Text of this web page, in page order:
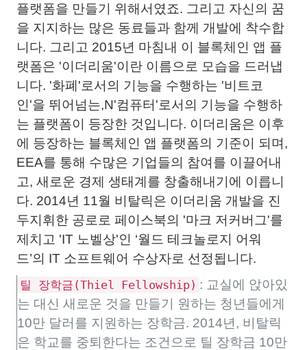
플랫폼을 만들기 위해서였죠. 그리고 자신의 꿈
을 지지하는 많은 동료들과 함께 개발에 착수합
니다. 그리고 2015년 마침내 이 블록체인 앱 플
랫폼은 '이더리움'이란 이름으로 모습을 드러냅
니다. '화폐'로서의 기능을 수행하는 '비트코
인'을 뛰어넘는,N'컴퓨터'로서의 기능을 수행하
는 플랫폼이 등장한 것입니다. 이더리움은 이후
에 등장하는 블록체인 앱 플랫폼의 기준이 되며,
EEA를 통해 수많은 기업들의 참여를 이끌어내
고, 새로운 경제 생태계를 창출해내기에 이릅니
다. 2014년 11월 비탈릭은 이더리움 개발을 진
두지휘한 공로로 페이스북의 '마크 저커버그'를
제치고 'IT 노벨상'인 ‘월드 테크놀로지 어워
드’의 IT 소프트웨어 수상자로 선정됩니다.
틸 장학금(Thiel Fellowship) : 교실에 앉아있
는 대신 새로운 것을 만들기 원하는 청년들에게
10만 달러를 지원하는 장학금. 2014년, 비탈릭
은 학교를 중퇴한다는 조건으로 틸 장학금 10만